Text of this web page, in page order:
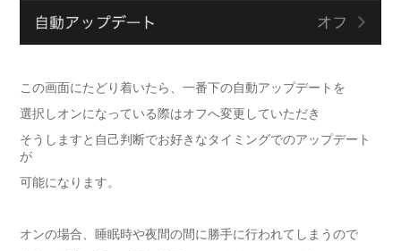
この画面にたどり着いたら、一番下の自動アップデートを
選択しオンになっている際はオフへ変更していただき
そうしますと自己判断でお好きなタイミングでのアップデート
が
可能になります。
オンの場合、睡眠時や夜間の間に勝手に行われてしまうので